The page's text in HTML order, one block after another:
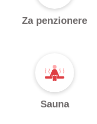
Za penzionere
Sauna